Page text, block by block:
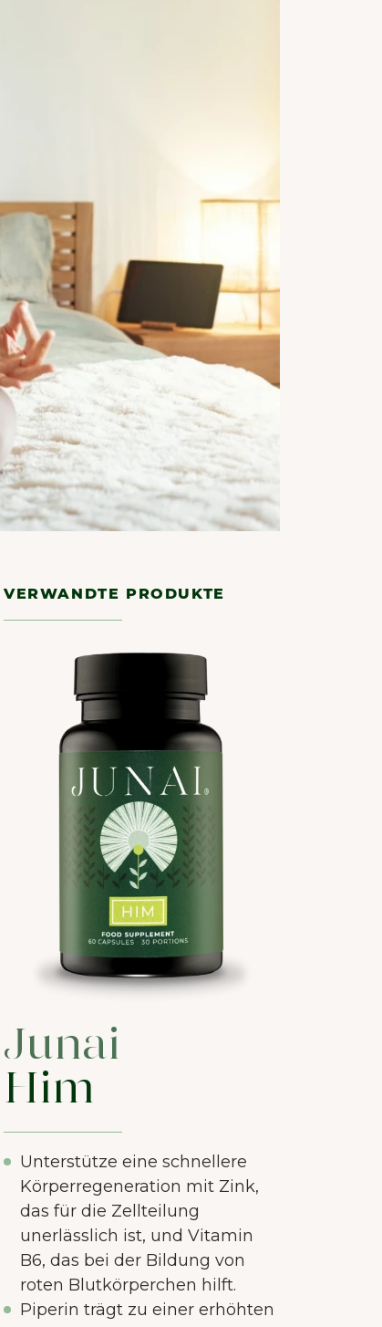
VERWANDTE PRODUKTE
Junai
Him
Unterstütze eine schnellere
Körperregeneration mit Zink,
das für die Zellteilung
unerlässlich ist, und Vitamin
B6, das bei der Bildung von
roten Blutkörperchen hilft.
Piperin trägt zu einer erhöhten